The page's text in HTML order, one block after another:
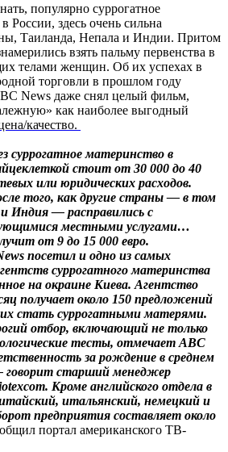
популярно суррогатное
России, здесь очень сильна
Таиланда, Непала и Индии. Притом
взять пальму первенства в
телами женщин. Об их успехах в
торговли в прошлом году
News даже снял целый фильм,
как наиболее выгодный
качество.
суррогатное материнство в
стоит от 30 000 до 40
или юридических расходов.
того, как другие страны — в том
Индия — расправились с
местными услугами…
от 9 до 15 000 евро.
посетил и одно из самых
суррогатного материнства
на окраине Киева. Агентство
получает около 150 предложений
стать суррогатными матерями.
отбор, включающий не только
тесты, отмечает ABC
за рождение в среднем
говорит старший менеджер
Кроме английского отдела в
итальянский, немецкий и
предприятия составляет около
портал американского ТВ-